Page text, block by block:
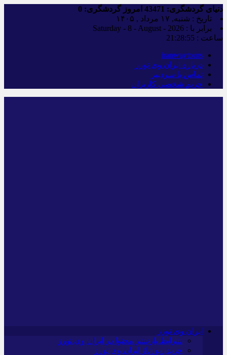
دنیای گردشگری: امروز گردشگری:
تاریخ : شنبه, ۱۷ مرداد , ۱۴۰۵
برابر با : Saturday - 8 - August - 2026
ساعت : 21:28:56
iranwaytours
درباره ایران وی تورز
تماس با سردبیر
حریم شخصی کاربران
ایران وی تورز
شرایط بازنشر محتوا در ایران وی تورز
خرید رپورتاژ ایران وی تورز